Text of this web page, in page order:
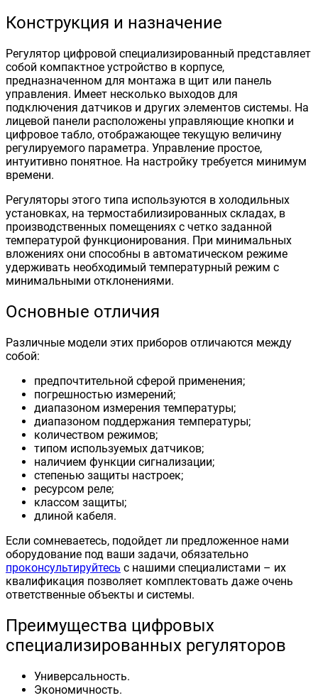
Конструкция и назначение
Регулятор цифровой специализированный представляет
собой компактное устройство в корпусе,
предназначенном для монтажа в щит или панель
управления. Имеет несколько выходов для
подключения датчиков и других элементов системы. На
лицевой панели расположены управляющие кнопки и
цифровое табло, отображающее текущую величину
регулируемого параметра. Управление простое,
интуитивно понятное. На настройку требуется минимум
времени.
Регуляторы этого типа используются в холодильных
установках, на термостабилизированных складах, в
производственных помещениях с четко заданной
температурой функционирования. При минимальных
вложениях они способны в автоматическом режиме
удерживать необходимый температурный режим с
минимальными отклонениями.
Основные отличия
Различные модели этих приборов отличаются между
собой:
предпочтительной сферой применения;
погрешностью измерений;
диапазоном измерения температуры;
диапазоном поддержания температуры;
количеством режимов;
типом используемых датчиков;
наличием функции сигнализации;
степенью защиты настроек;
ресурсом реле;
классом защиты;
длиной кабеля.
Если сомневаетесь, подойдет ли предложенное нами
оборудование под ваши задачи, обязательно
проконсультируйтесь с нашими специалистами – их
квалификация позволяет комплектовать даже очень
ответственные объекты и системы.
Преимущества цифровых
специализированных регуляторов
Универсальность.
Экономичность.